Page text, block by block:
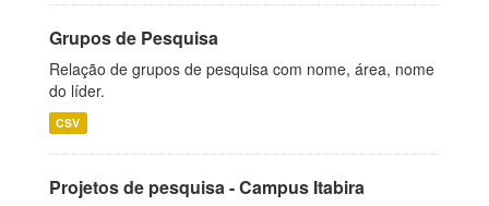
Grupos de Pesquisa
Relação de grupos de pesquisa com nome, área, nome
do líder.
CSV
Projetos de pesquisa - Campus Itabira